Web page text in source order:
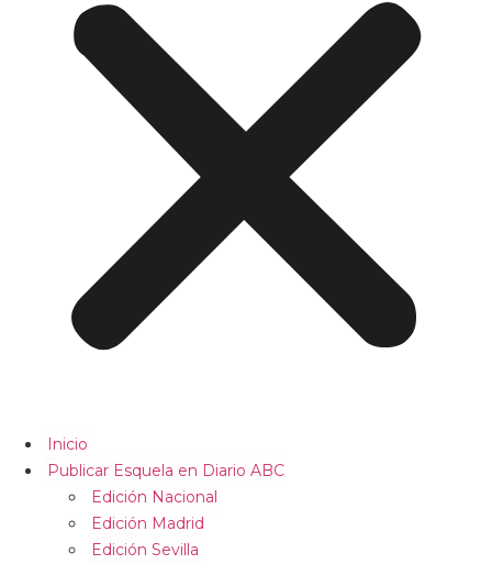
Inicio
Publicar Esquela en Diario ABC
Edición Nacional
Edición Madrid
Edición Sevilla